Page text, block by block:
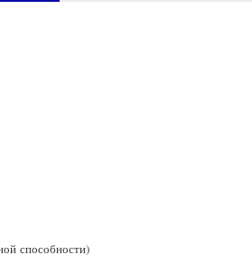
способности)